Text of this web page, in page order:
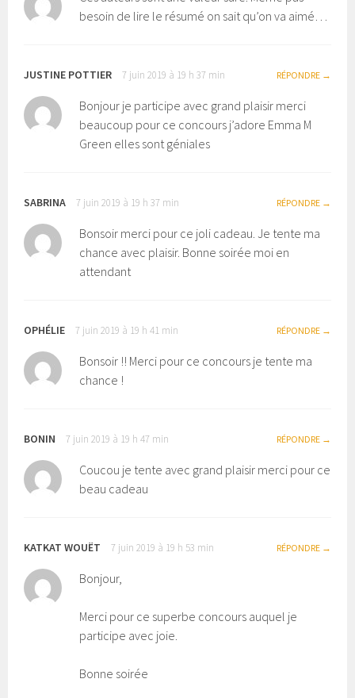
besoin de lire le résumé on sait qu’on va aimé…
JUSTINE POTTIER 7 juin 2019 à 19 h 37 min RÉPONDRE
Bonjour je participe avec grand plaisir merci
beaucoup pour ce concours j’adore Emma M
Green elles sont géniales
SABRINA 7 juin 2019 à 19 h 37 min RÉPONDRE
Bonsoir merci pour ce joli cadeau. Je tente ma
chance avec plaisir. Bonne soirée moi en
attendant
OPHÉLIE 7 juin 2019 à 19 h 41 min RÉPONDRE
Bonsoir !! Merci pour ce concours je tente ma
chance !
BONIN 7 juin 2019 à 19 h 47 min RÉPONDRE
Coucou je tente avec grand plaisir merci pour ce
beau cadeau
KATKAT WOUËT 7 juin 2019 à 19 h 53 min RÉPONDRE
Bonjour,
Merci pour ce superbe concours auquel je
participe avec joie.
Bonne soirée